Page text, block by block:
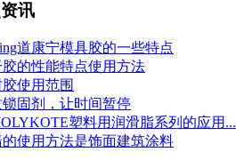
讯
道康宁模具胶的一些特点
胶的性能特点使用方法
使用范围
固剂，让时间暂停
塑料用润滑脂系列的应用...
使用方法是饰面建筑涂料